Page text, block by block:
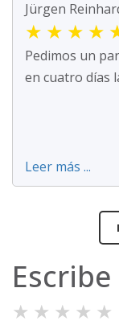
Jürgen
★ ★ ★ ★
Pedimos un
en cuatro días
Leer más ...
★ ★ ★ ★ ★